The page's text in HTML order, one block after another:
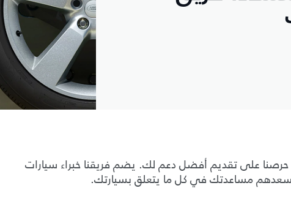
حرصنا على تقديم أفضل دعم لك. يضم فريقنا خبراء سيارات
مساعدتك في كل ما يتعلق بسيارتك.